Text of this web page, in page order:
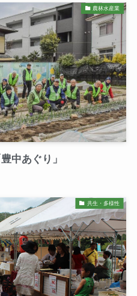
農林水産業
中あぐり」
共生・多様性